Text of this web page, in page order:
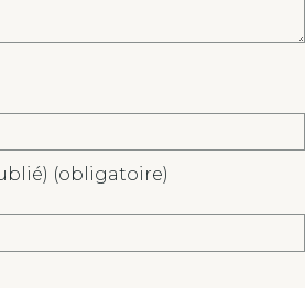
(obligatoire)